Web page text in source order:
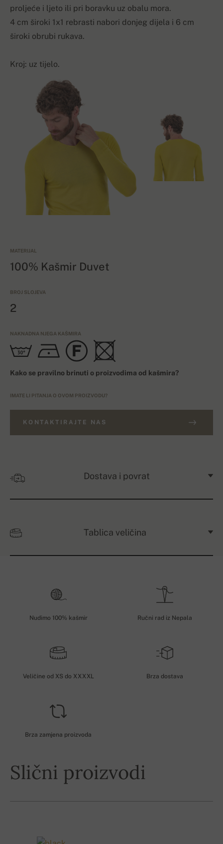
proljeće i ljeto ili pri boravku uz obalu mora.
4 cm široki 1x1 rebrasti nabori donjeg dijela i 6 cm
široki obrubi rukava.
Kroj: uz tijelo.
MATERIJAL
100% Kašmir Duvet
BROJ SLOJEVA
2
NAKNADNA NJEGA KAŠMIRA
Kako se pravilno brinuti o proizvodima od kašmira?
IMATE LI PITANJA O OVOM PROIZVODU?
KONTAKTIRAJTE NAS
Dostava i povrat
Tablica veličina
Nudimo 100% kašmir Ručni rad iz Nepala
Veličine od XS do XXXXL Brza dostava
Brza zamjena proizvoda
Slični proizvodi